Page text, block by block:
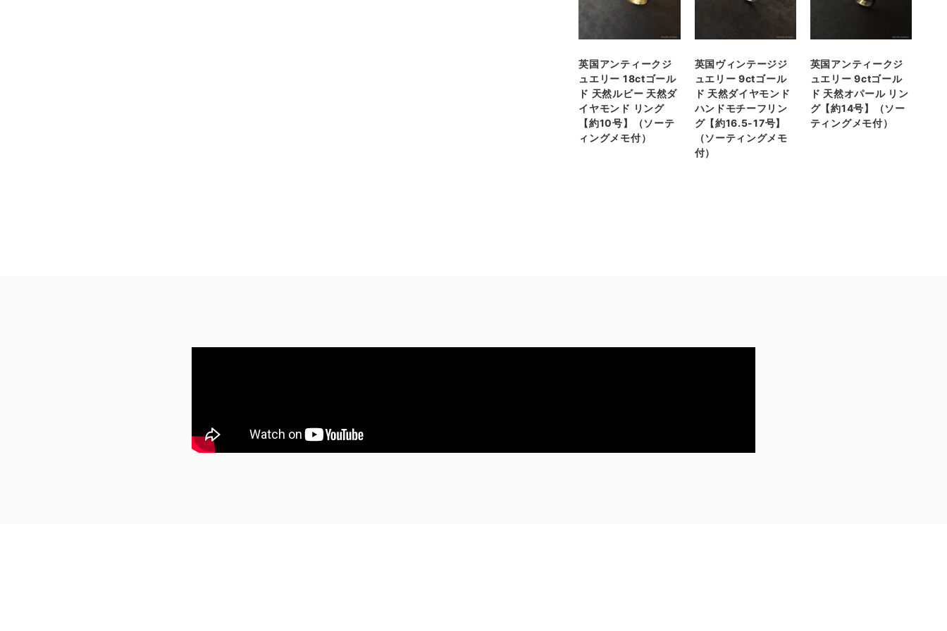
英国アンティークジ
ュエリー 18ctゴール
ド 天然ルビー 天然ダ
イヤモンド リング
【約10号】（ソーテ
ィングメモ付）
英国ヴィンテージジ
ュエリー 9ctゴール
ド 天然ダイヤモンド
ハンドモチーフリン
グ【約16.5-17号】
（ソーティングメモ
付）
英国アンティークジ
ュエリー 9ctゴール
ド 天然オパール リン
グ【約14号】（ソー
ティングメモ付）